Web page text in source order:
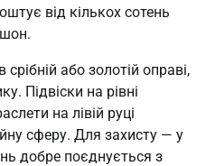
від кількох сотень
або золотій оправі,
Підвіски на рівні
на лівій руці
сферу. Для захисту — у
добре поєднується з